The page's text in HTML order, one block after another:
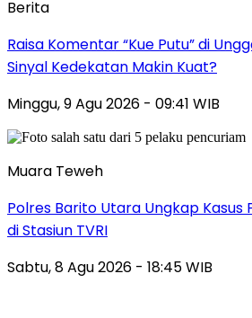
Berita
Raisa Komentar “Kue Putu” di
Sinyal Kedekatan Makin Kuat?
Minggu, 9 Agu 2026 - 09:41 WIB
Muara Teweh
Polres Barito Utara Ungkap
di Stasiun TVRI
Sabtu, 8 Agu 2026 - 18:45 WIB